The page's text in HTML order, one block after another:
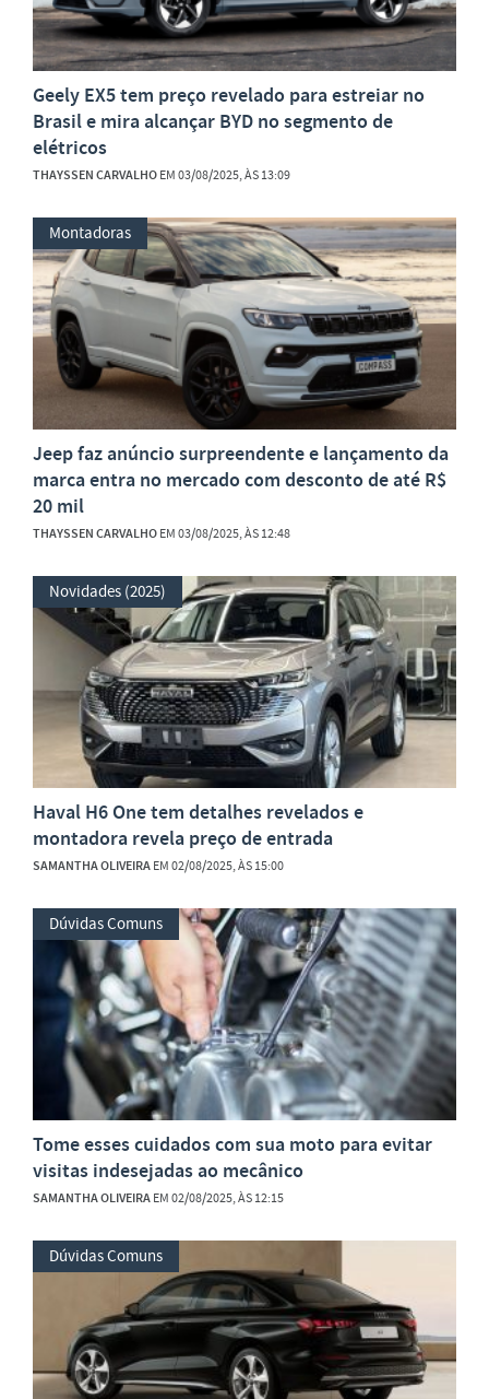
Geely EX5 tem preço revelado para estreiar no
Brasil e mira alcançar BYD no segmento de
elétricos
THAYSSEN CARVALHOEM 03/08/2025, ÀS 13:09
Montadoras
Jeep faz anúncio surpreendente e lançamento da
marca entra no mercado com desconto de até R$
20 mil
THAYSSEN CARVALHOEM 03/08/2025, ÀS 12:48
Novidades (2025)
Haval H6 One tem detalhes revelados e
montadora revela preço de entrada
SAMANTHA OLIVEIRAEM 02/08/2025, ÀS 15:00
Dúvidas Comuns
Tome esses cuidados com sua moto para evitar
visitas indesejadas ao mecânico
SAMANTHA OLIVEIRAEM 02/08/2025, ÀS 12:15
Dúvidas Comuns